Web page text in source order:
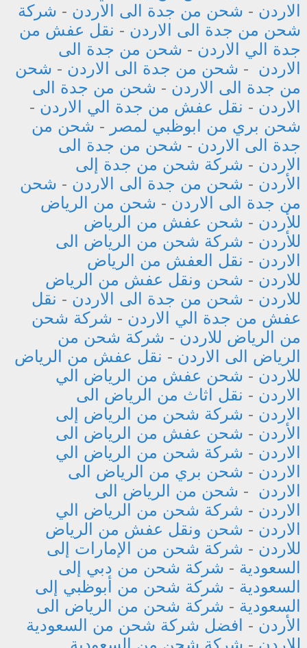
الاردن - شحن من جدة الى الاردن - شركة
شحن من جدة الى الاردن - نقل عفش من
جدة الي الاردن - شحن من جدة الى
الاردن - شحن من جدة الى الاردن - شحن
من جدة الى الاردن - شحن من جدة الى
الاردن - نقل عفش من جدة الي الاردن -
شحن بري من ابوظبي لمصر - شحن من
جدة الى الاردن - شحن من جدة الى
الاردن - شركة شحن من جدة إلى
الأردن - شحن من جدة الى الاردن - شحن
من جدة الى الاردن - شحن من الرياض
للأردن - شحن عفش من الرياض
للأردن - شركة شحن من الرياض الى
الاردن - نقل العفش من الرياض
للاردن - شحن ونقل عفش من الرياض
للاردن - شحن من جدة الى الاردن - نقل
عفش من جدة الي الاردن - شركة شحن
من الرياض للاردن - شركة شحن من
الرياض الى الاردن - نقل عفش من الرياض
للاردن - شحن عفش من الرياض الي
الاردن - نقل اثاث من الرياض الى
الاردن - شركة شحن من الرياض إلى
الأردن - شحن عفش من الرياض الى
الاردن - شركة شحن من الرياض الي
الاردن - شحن بري من الرياض الى
الاردن - شحن من الرياض الى
الاردن - شركة شحن من الرياض الي
الاردن - شحن ونقل عفش من الرياض
للاردن - شركة شحن من الإمارات إلى
السعودية - شركة شحن من دبي إلى
السعودية - شركة شحن من أبوظبي إلى
السعودية - شركة شحن من الرياض الى
الأردن - افضل شركة شحن من السعودية
للاردن - شركة شحن من السعودية